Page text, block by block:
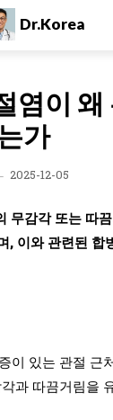
Dr.Korea
염이 왜
가
2025-12-05
무감각 또는 따
, 이와 관련된 합
이 있는 관절 근
과 따끔거림을